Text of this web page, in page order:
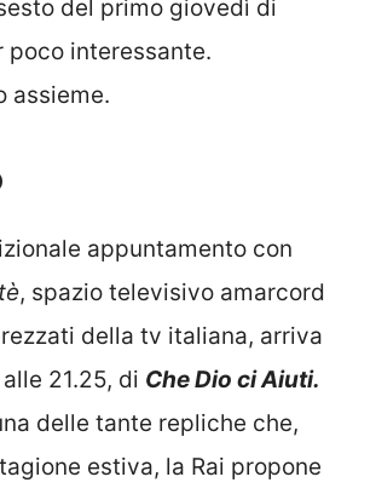
del primo giovedì di
poco interessante.
assieme.
appuntamento con
, spazio televisivo amarcord
della tv italiana, arriva
21.25, di Che Dio ci Aiuti.
delle tante repliche che,
estiva, la Rai propone